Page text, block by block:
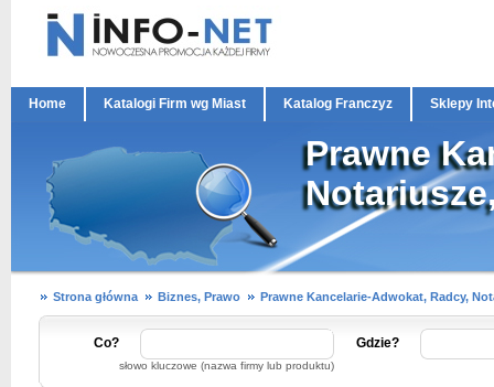
Home Katalogi Firm wg Miast Katalog Franczyz Sklepy
Prawne
Strona główna Biznes, Prawo Prawne Kancelarie-Adwokat, Radcy,
Co?
słowo kluczowe (nazwa firmy lub produktu)
Gdzie?